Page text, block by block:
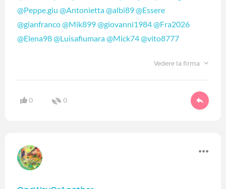
@Peppe.giu @Antonietta@albi89@Essere
@gianfranco@Mik899@giovanni1984@Fra2026
@Elena98@Luisafiumara@Mick74@vito8777
Vedere la firma
0 0